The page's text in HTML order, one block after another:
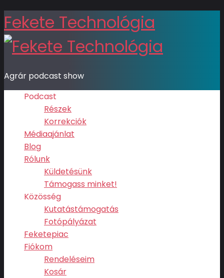
Fekete Technológia
Agrár podcast show
Podcast
Részek
Korrekciók
Médiaajánlat
Blog
Rólunk
Küldetésünk
Támogass minket!
Közösség
Kutatástámogatás
Fotópályázat
Feketepiac
Fiókom
Rendeléseim
Kosár